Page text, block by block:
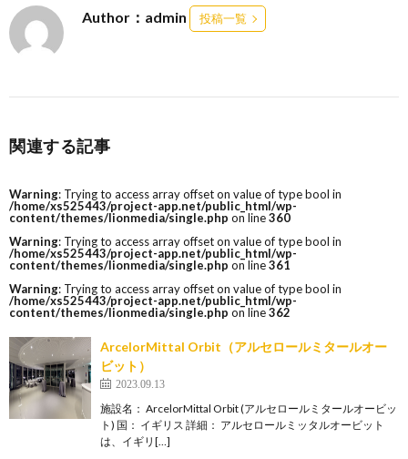
Author：admin 投稿一覧
関連する記事
Warning: Trying to access array offset on value of type bool in
/home/xs525443/project-app.net/public_html/wp-
content/themes/lionmedia/single.php on line360
Warning: Trying to access array offset on value of type bool in
/home/xs525443/project-app.net/public_html/wp-
content/themes/lionmedia/single.php on line361
Warning: Trying to access array offset on value of type bool in
/home/xs525443/project-app.net/public_html/wp-
content/themes/lionmedia/single.php on line362
ArcelorMittal Orbit（アルセロールミタールオー
ビット）
2023.09.13
施設名： ArcelorMittal Orbit (アルセロールミタールオービッ
ト) 国： イギリス 詳細： アルセロールミッタルオービット
は、イギリ[…]